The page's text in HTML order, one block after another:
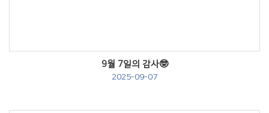
9월 7일의 감사🤓
2025-09-07